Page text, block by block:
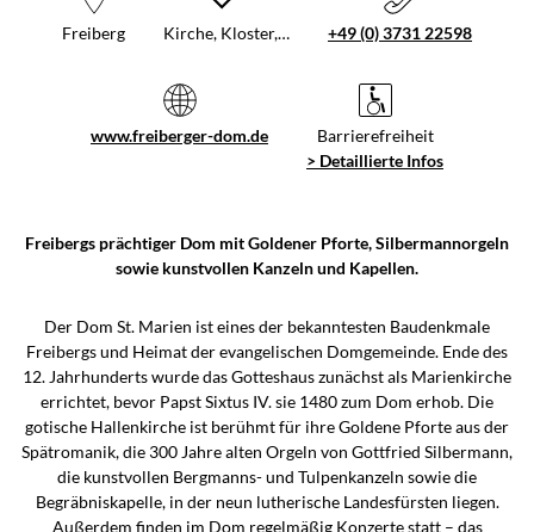
Freiberg Kirche, Kloster,… +49 (0) 3731 22598
www.freiberger-dom.de
Barrierefreiheit
> Detaillierte Infos
Freibergs prächtiger Dom mit Goldener Pforte, Silbermannorgeln
sowie kunstvollen Kanzeln und Kapellen.
Der Dom St. Marien ist eines der bekanntesten Baudenkmale
Freibergs und Heimat der evangelischen Domgemeinde. Ende des
12. Jahrhunderts wurde das Gotteshaus zunächst als Marienkirche
errichtet, bevor Papst Sixtus IV. sie 1480 zum Dom erhob. Die
gotische Hallenkirche ist berühmt für ihre Goldene Pforte aus der
Spätromanik, die 300 Jahre alten Orgeln von Gottfried Silbermann,
die kunstvollen Bergmanns- und Tulpenkanzeln sowie die
Begräbniskapelle, in der neun lutherische Landesfürsten liegen.
Außerdem finden im Dom regelmäßig Konzerte statt – das